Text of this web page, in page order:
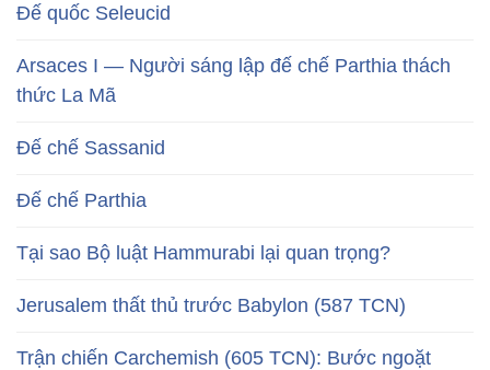
Đế quốc Seleucid
Arsaces I — Người sáng lập đế chế Parthia thách
thức La Mã
Đế chế Sassanid
Đế chế Parthia
Tại sao Bộ luật Hammurabi lại quan trọng?
Jerusalem thất thủ trước Babylon (587 TCN)
Trận chiến Carchemish (605 TCN): Bước ngoặt